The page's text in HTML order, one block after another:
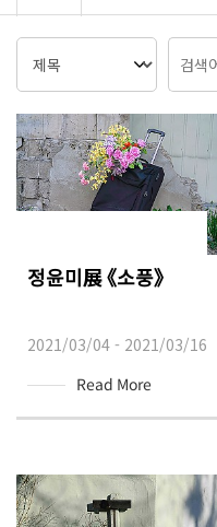
정윤미展 《소풍》
2021/03/04 - 2021/03/16
Read More